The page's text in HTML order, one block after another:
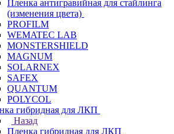
Пленка антигравийная для стайлинга
(изменения цвета)
PROFILM
WEMATEC LAB
MONSTERSHIELD
MAGNUM
SOLARNEX
SAFEX
QUANTUM
POLYCOL
гибридная для ЛКП
Назад
Пленка гибридная для ЛКП